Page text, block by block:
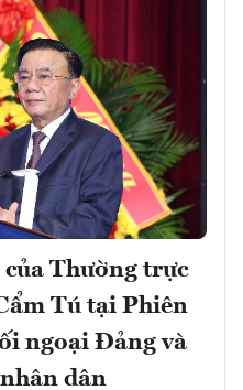
Thường trực
Tú tại Phiên
ngoại Đảng và
dân